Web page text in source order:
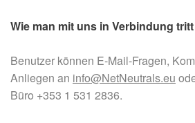
Wie man mit uns in Verbindung tritt
Benutzer können E-Mail-Fragen,
Anliegen an info@NetNeutrals.eu
Büro +353 1 531 2836.